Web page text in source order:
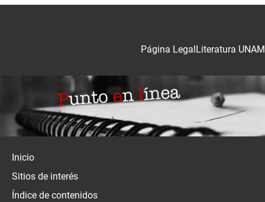
Literatura UNAM
Página Legal
Inicio
Sitios de interés
Índice de contenidos